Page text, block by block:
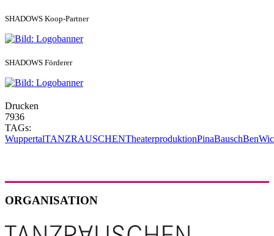
SHADOWS Koop-Partner
SHADOWS Förderer
Drucken
7936
TAGs:
WuppertalTANZRAUSCHENTheaterproduktionPinaBausch
ORGANISATION